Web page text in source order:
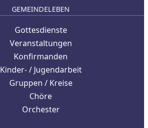
GEMEINDELEBEN
Gottesdienste
Veranstaltungen
Konfirmanden
Kinder- / Jugendarbeit
Gruppen / Kreise
Chöre
Orchester